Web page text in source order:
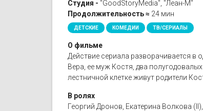
Студия - "GoodStoryMedia", "Леан-М"
Продолжительность ≈ 24 мин
ДЕТСКИЕ КОМЕДИИ ТВ/СЕРИАЛЫ
О фильме
Действие сериала разворачивается в
Вера, ее муж Костя, два
лестничной клетке живут родители
В ролях
Георгий Дронов, Екатерина Волкова